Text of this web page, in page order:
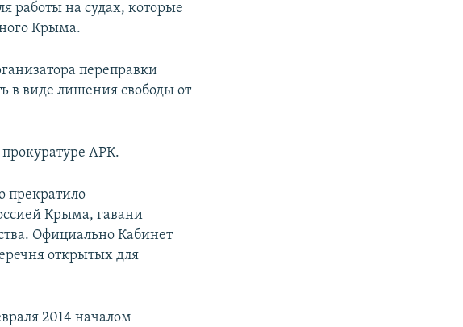
работы на судах, которые
Крыма.
переправки
в виде лишения свободы от
АРК.
прекратило
Крыма, гавани
Официально Кабинет
открытых для
2014 началом